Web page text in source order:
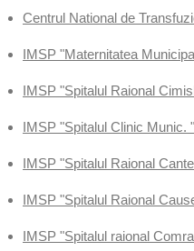
Centrul National de
IMSP "Maternitatea
IMSP "Spitalul Raional
IMSP "Spitalul Clinic Munic.
IMSP "Spitalul Raional
IMSP "Spitalul Raional
IMSP "Spitalul raional